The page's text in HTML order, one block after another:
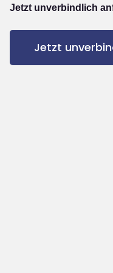
Jetzt unverbindlich
Jetzt